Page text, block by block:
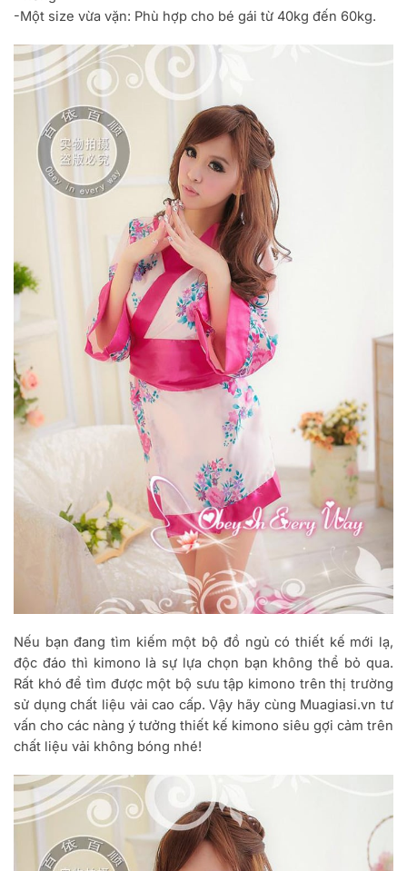
-Một size vừa vặn: Phù hợp cho bé gái từ 40kg đến 60kg.
Nếu bạn đang tìm kiếm một bộ đồ ngủ có thiết kế mới lạ,
độc đáo thì kimono là sự lựa chọn bạn không thể bỏ qua.
Rất khó để tìm được một bộ sưu tập kimono trên thị trường
sử dụng chất liệu vải cao cấp. Vậy hãy cùng Muagiasi.vn tư
vấn cho các nàng ý tưởng thiết kế kimono siêu gợi cảm trên
chất liệu vải không bóng nhé!